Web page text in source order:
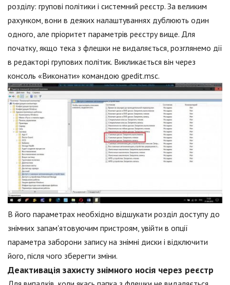
розділу: групові політики і системний реєстр. За великим
рахунком, вони в деяких налаштуваннях дублюють один
одного, але пріоритет параметрів реєстру вище. Для
початку, якщо тека з флешки не видаляється, розглянемо дії
в редакторі групових політик. Викликається він через
консоль «Виконати» командою gpedit.msc.
В його параметрах необхідно відшукати розділ доступу до
знімних запам'ятовуючим пристроям, увійти в опції
параметра заборони запису на знімні диски і відключити
його, після чого зберегти зміни.
Деактивація захисту знімного носія через реєстр